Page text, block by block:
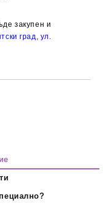
закупен и
град, ул.